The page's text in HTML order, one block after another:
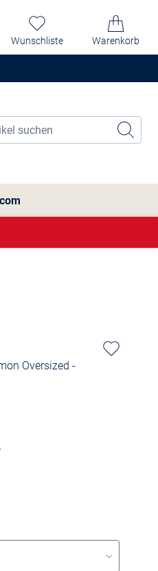
Wunschliste Warenkorb
Oversized -